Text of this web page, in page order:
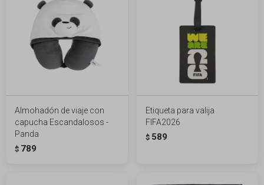
Almohadón de viaje con
capucha Escandalosos -
Panda
$ 789
Etiqueta para valija
FIFA2026
$ 589